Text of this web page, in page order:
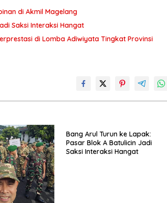
di Akmil Magelang
Saksi Interaksi Hangat
di Lomba Adiwiyata Tingkat Provinsi
Bang Arul Turun ke Lapak:
Pasar Blok A Batulicin Jadi
Saksi Interaksi Hangat